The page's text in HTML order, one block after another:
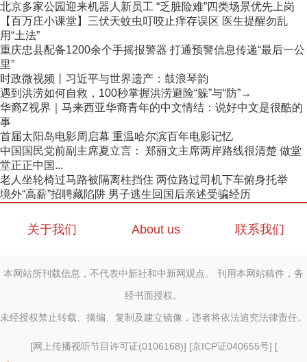
北京多家公园迎来机器人新员工 “乏脏险难”四类场景优先上岗
【百万庄小课堂】三伏天蚊虫叮咬止痒存误区 医生提醒勿乱
用“土法”
重庆忠县配备1200余个手摇报警器 打通预警信息传递“最后一公
里”
时政微视频丨习近平与世界遗产：鼓浪琴韵
遇到洪涝如何自救，100秒掌握洪涝避险“躲”与“防”→
华裔Z视界｜马来西亚华裔青年的中文情结：说好中文是很酷的
事
首届太阳岛电影周启幕 重温哈尔滨百年电影记忆
中国国民党前副主席夏立言： 郑丽文主席两岸路线很清楚 做堂
堂正正中国...
老人坐轮椅过马路被隔离柱挡住 两位路过司机下车俯身托举
境外“高薪”招聘藏陷阱 男子逃生回国后亲述受骗经历
关于我们 About us 联系我们
本网站所刊载信息，不代表中新社和中新网观点。 刊用本网站稿件，务
经书面授权。
未经授权禁止转载、摘编、复制及建立镜像，违者将依法追究法律责任。
[网上传播视听节目许可证(0106168)] [京ICP证040655号] [